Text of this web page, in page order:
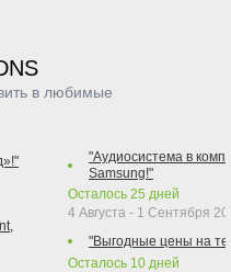
в любимые
"Аудиосистема в
Samsung!"
Осталось 25 дней
4 Августа - 1 Сентября
"Выгодные цены на
Осталось 10 дней